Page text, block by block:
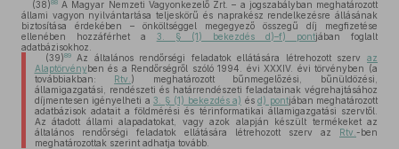
(38)88 A Magyar Nemzeti Vagyonkezelő Zrt. – a jogszabályban meghatározott
állami vagyon nyilvántartása teljeskörű és naprakész rendelkezésre állásának
biztosítása érdekében – önköltséggel megegyező összegű díj megfizetése
ellenében hozzáférhet a 3. § (1) bekezdés d)–f) pontjában foglalt
adatbázisokhoz.
(39)89Az általános rendőrségi feladatok ellátására létrehozott szerv az
Alaptörvényben és a Rendőrségről szóló 1994. évi XXXIV. évi törvényben (a
továbbiakban: Rtv. ) meghatározott bűnmegelőzési, bűnüldözési,
államigazgatási, rendészeti és határrendészeti feladatainak végrehajtásához
díjmentesen igényelheti a 3. § (1) bekezdés a) és d) pontjában meghatározott
adatbázisok adatait a földmérési és térinformatikai államigazgatási szervtől.
Az átadott állami alapadatokat, vagy azok alapján készült termékeket az
általános rendőrségi feladatok ellátására létrehozott szerv az Rtv. -ben
meghatározottak szerint adhatja tovább.